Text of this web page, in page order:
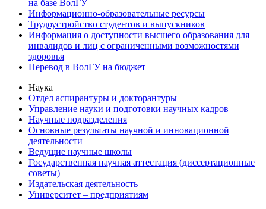
на базе ВолГУ
Информационно-образовательные ресурсы
Трудоустройство студентов и выпускников
Информация о доступности высшего образования для
инвалидов и лиц с ограниченными возможностями
здоровья
Перевод в ВолГУ на бюджет
Наука
Отдел аспирантуры и докторантуры
Управление науки и подготовки научных кадров
Научные подразделения
Основные результаты научной и инновационной
деятельности
Ведущие научные школы
Государственная научная аттестация (диссертационные
советы)
Издательская деятельность
Университет – предприятиям